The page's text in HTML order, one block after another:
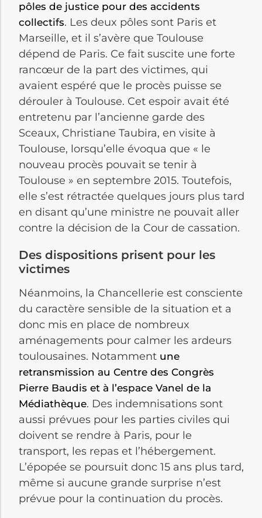
pôles de justice pour des accidents
collectifs. Les deux pôles sont Paris et
Marseille, et il s’avère que Toulouse
dépend de Paris. Ce fait suscite une forte
rancœur de la part des victimes, qui
avaient espéré que le procès puisse se
dérouler à Toulouse. Cet espoir avait été
entretenu par l’ancienne garde des
Sceaux, Christiane Taubira, en visite à
Toulouse, lorsqu’elle évoqua que « le
nouveau procès pouvait se tenir à
Toulouse » en septembre 2015. Toutefois,
elle s’est rétractée quelques jours plus tard
en disant qu’une ministre ne pouvait aller
contre la décision de la Cour de cassation.
Des dispositions prisent pour les
victimes
Néanmoins, la Chancellerie est consciente
du caractère sensible de la situation et a
donc mis en place de nombreux
aménagements pour calmer les ardeurs
toulousaines. Notamment une
retransmission au Centre des Congrès
Pierre Baudis et à l’espace Vanel de la
Médiathèque. Des indemnisations sont
aussi prévues pour les parties civiles qui
doivent se rendre à Paris, pour le
transport, les repas et l’hébergement.
L’épopée se poursuit donc 15 ans plus tard,
même si aucune grande surprise n’est
prévue pour la continuation du procès.